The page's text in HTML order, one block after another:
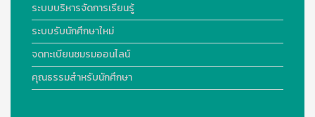
ระบบบริหารจัดการเรียนรู้
ระบบรับนักศึกษาใหม่
จดทะเบียนชมรมออนไลน์
คุณธรรมสำหรับนักศึกษา